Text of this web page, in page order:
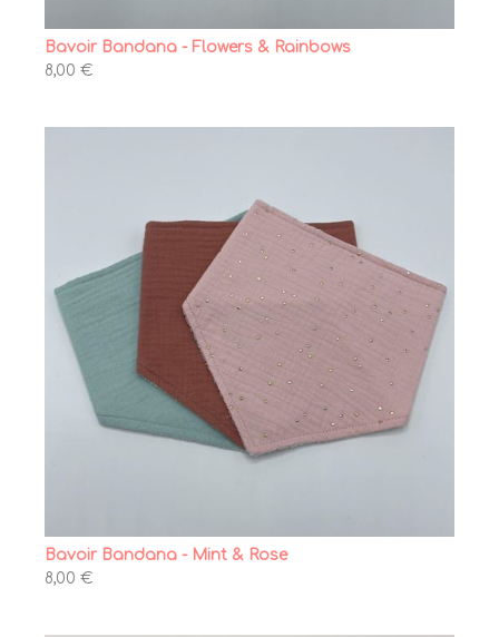
Bavoir Bandana - Flowers & Rainbows
8,00 €
Bavoir Bandana - Mint & Rose
8,00 €